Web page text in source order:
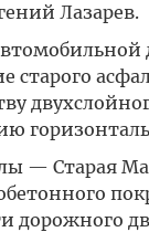
Лазарев.
старого
— Старая
дорожного